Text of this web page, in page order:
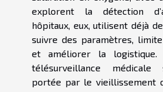
explorent la détection
hôpitaux, eux, utilisent déjà
suivre des paramètres,
et améliorer la
télésurveillance médicale
portée par le vieillissement